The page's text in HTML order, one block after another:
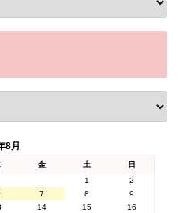
8月
金 土
日
1
2
7 8
9
14 15
16